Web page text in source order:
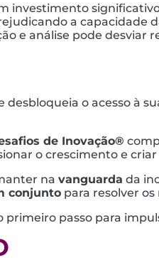
a capacidade
e análise pode
o acesso à
de Inovação®
o crescimento e
na vanguarda da
conjunto para resolver
primeiro passo para